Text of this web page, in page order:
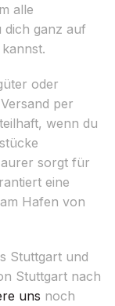
alle
dich ganz auf
oder
per
wenn du
sorgt für
eine
Hafen von
Stuttgart und
Stuttgart nach
uns noch